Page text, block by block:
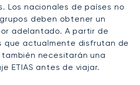
Los nacionales de países no
deben obtener un
adelantado. A partir de
que actualmente disfrutan de
necesitarán una
ETIAS antes de viajar.